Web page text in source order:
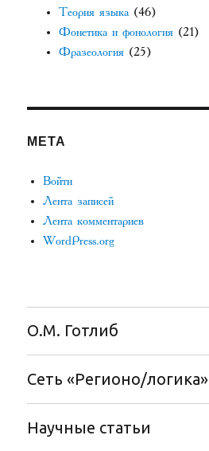
Теория языка (46)
Фонетика и фонология (21)
Фразеология (25)
МЕТА
Войти
Лента записей
Лента комментариев
WordPress.org
О.М. Готлиб
Сеть «Регионо/логика»
Научные статьи